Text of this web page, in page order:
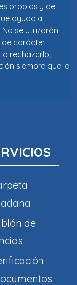
propias y de
ayuda a
se utilizarán
de carácter
o rechazarlo,
siempre que lo
de